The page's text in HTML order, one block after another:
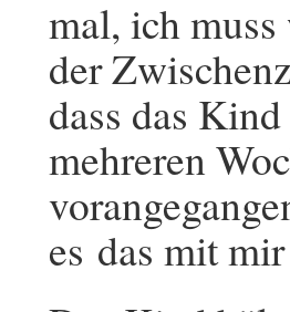
mal, ich
der
dass das
mehreren
es das mit